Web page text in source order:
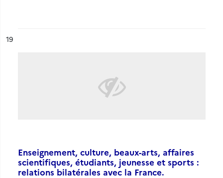
n°
19
Enseignement, culture, beaux-arts, affaires
scientifiques, étudiants, jeunesse et sports :
relations bilatérales avec la France.